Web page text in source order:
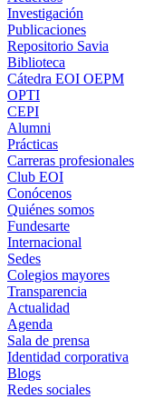
Investigación
Publicaciones
Repositorio Savia
Biblioteca
Cátedra EOI OEPM
OPTI
CEPI
Alumni
Prácticas
Carreras profesionales
Club EOI
Conócenos
Quiénes somos
Fundesarte
Internacional
Sedes
Colegios mayores
Transparencia
Actualidad
Agenda
Sala de prensa
Identidad corporativa
Blogs
Redes sociales